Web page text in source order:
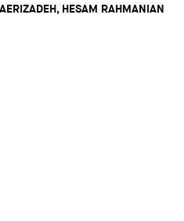
HESAM RAHMANIAN